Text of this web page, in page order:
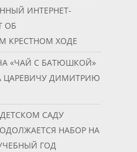
ИНТЕРНЕТ-
ОБ
КРЕСТНОМ ХОДЕ
«ЧАЙ С БАТЮШКОЙ»
ЦАРЕВИЧУ ДИМИТРИЮ
САДУ
НАБОР НА
ГОД